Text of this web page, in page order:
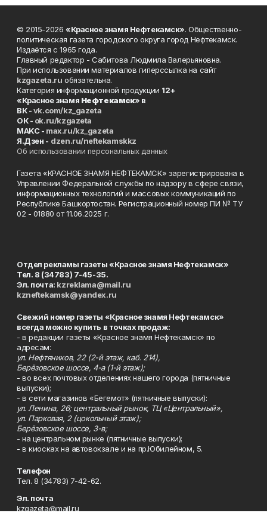
© 2015-2026 «Красное знамя Нефтекамск». Общественно-
политическая газета городского округа город Нефтекамск.
Издаётся с 1965 года.
Главный редактор - Сабитова Людмила Валерьяновна.
При использовании материалов гиперссылка на сайт
kzgazeta.ru обязательна.
Категория информационной продукции 12+
«Красное знамя Нефтекамск» в
ВК -vk.com/kz_gazeta
ОК - ok.ru/kzgazeta
MAKC - max.ru/kz_gazeta
Я.Дзен - dzen.ru/neftekamskkz
Об использовании персональных данных
Газета «КРАСНОЕ ЗНАМЯ НЕФТЕКАМСК» зарегистрирована в
Управлении Федеральной службы по надзору в сфере связи,
информационных технологий и массовых коммуникаций по
Республике Башкортостан. Регистрационный номер ПИ № ТУ
02 - 01880 от 11.06.2025 г.
Отдел рекламы газеты «Красное знамя Нефтекамск»
Тел. 8 (34783) 7-45-35.
Эл. почта: kzreklama@mail.ru
kzneftekamsk@yandex.ru
Свежий номер газеты «Красное знамя Нефтекамск»
всегда можно купить в точках продаж:
- в редакции газеты «Красное знамя Нефтекамск» по
адресам:
ул. Нефтяников, 22 (2-й этаж, каб. 214),
Берёзовское шоссе, 4-а (1-й этаж);
- во всех почтовых отделениях нашего города (пятничные
выпуски);
- в сети магазинов «Бегемот» (пятничные выпуски):
ул. Ленина, 26; центральный рынок, ТЦ «Центральный»,
ул. Парковая, 2 (цокольный этаж);
Берёзовское шоссе, 3-в;
- на центральном рынке (пятничные выпуски);
- в киосках на автовокзале и на пр.Юбилейном, 5.
Телефон
Тел. 8 (34783) 7-42-62.
Эл. почта
kzgazeta@mail.ru